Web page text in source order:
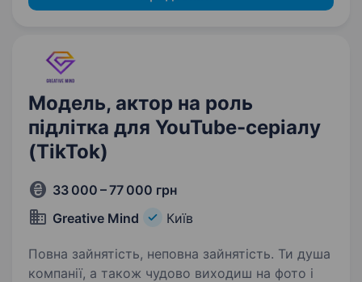
Модель, актор на роль
підлітка для YouTube-серіалу
(TikTok)
33 000 – 77 000 грн
Greative Mind
Київ
Повна зайнятість, неповна зайнятість. Ти душа
компанії, а також чудово виходиш на фото і